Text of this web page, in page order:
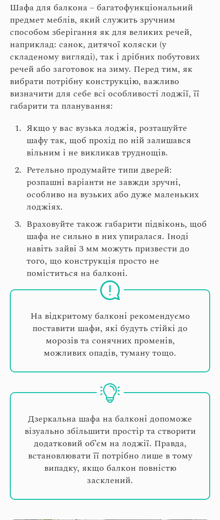
Шафа для балкона – багатофункціональний
предмет меблів, який служить зручним
способом зберігання як для великих речей,
наприклад: санок, дитячої коляски (у
складеному вигляді), так і дрібних побутових
речей або заготовок на зиму. Перед тим, як
вибрати потрібну конструкцію, важливо
визначити для себе всі особливості лоджії, її
габарити та планування:
Якщо у вас вузька лоджія, розташуйте
шафу так, щоб прохід по ній залишався
вільним і не викликав труднощів.
Ретельно продумайте типи дверей:
розпашні варіанти не завжди зручні,
особливо на вузьких або дуже маленьких
лоджіях.
Враховуйте також габарити підвіконь, щоб
шафа не сильно в них упиралася. Іноді
навіть зайві 3 мм можуть призвести до
того, що конструкція просто не
поміститься на балконі.
На відкритому балконі рекомендуємо
поставити шафи, які будуть стійкі до
морозів та сонячних променів,
можливих опадів, туману тощо.
Дзеркальна шафа на балконі допоможе
візуально збільшити простір та створити
додатковий об’єм на лоджії. Правда,
встановлювати її потрібно лише в тому
випадку, якщо балкон повністю
засклений.